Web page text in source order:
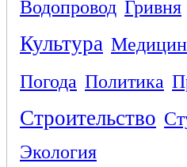
Водопровод Гривня
Культура
Погода Политика
Строительство
Экология